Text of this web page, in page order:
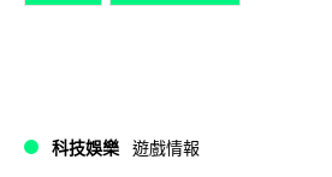
科技娛樂 遊戲情報